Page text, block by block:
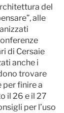
del
alle
di Cersaie
anche i
trovare
per finire a
il 26 e il 27
per l’uso